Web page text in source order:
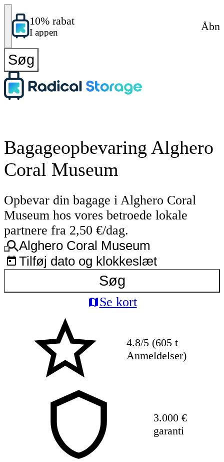
10% rabat
I appen
Åbn
Søg
Bagageopbevaring Alghero
Coral Museum
Opbevar din bagage i Alghero Coral
Museum hos vores betroede lokale
partnere fra 2,50 €/dag.
Alghero Coral Museum
Tilføj dato og klokkeslæt
Søg
Se kort
4.8/5 (605 t
Anmeldelser)
3.000 €
garanti